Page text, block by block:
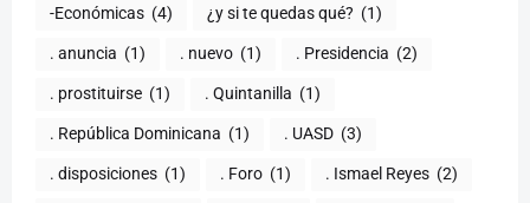
-Económicas (4) ¿y si te quedas qué? (1)
. anuncia (1) . nuevo (1) . Presidencia (2)
. prostituirse (1) . Quintanilla (1)
. República Dominicana (1) . UASD (3)
. disposiciones (1) . Foro (1) . Ismael Reyes (2)